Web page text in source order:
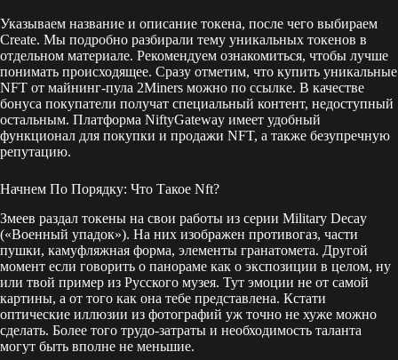
Указываем название и описание токена, после чего выбираем
Create. Мы подробно разбирали тему уникальных токенов в
отдельном материале. Рекомендуем ознакомиться, чтобы лучше
понимать происходящее. Сразу отметим, что купить уникальные
NFT от майнинг-пула 2Miners можно по ссылке. В качестве
бонуса покупатели получат специальный контент, недоступный
остальным. Платформа NiftyGateway имеет удобный
функционал для покупки и продажи NFT, а также безупречную
репутацию.
Начнем По Порядку: Что Такое Nft?
Змеев раздал токены на свои работы из серии Military Decay
(«Военный упадок»). На них изображен противогаз, части
пушки, камуфляжная форма, элементы гранатомета. Другой
момент если говорить о панораме как о экспозиции в целом, ну
или твой пример из Русского музея. Тут эмоции не от самой
картины, а от того как она тебе представлена. Кстати
оптические иллюзии из фотографий уж точно не хуже можно
сделать. Более того трудо-затраты и необходимость таланта
могут быть вполне не меньшие.